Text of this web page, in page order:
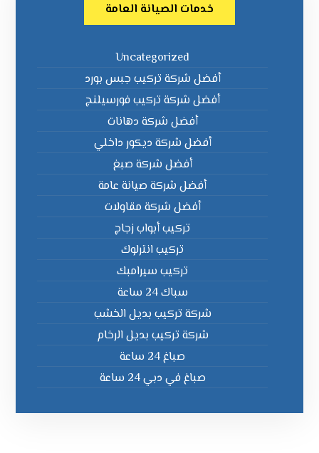
خدمات الصيانة العامة
Uncategorized
أفضل شركة تركيب جبس بورد
أفضل شركة تركيب فورسيلنج
أفضل شركة دهانات
أفضل شركة ديكور داخلي
أفضل شركة صبغ
أفضل شركة صيانة عامة
أفضل شركة مقاولات
تركيب أبواب زجاج
تركيب انترلوك
تركيب سيرامبك
سباك 24 ساعة
شركة تركيب بديل الخشب
شركة تركيب بديل الرخام
صباغ 24 ساعة
صباغ في دبي 24 ساعة